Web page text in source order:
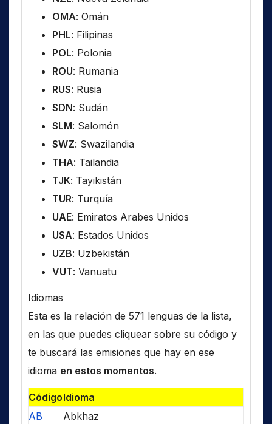
OMA: Omán
PHL: Filipinas
POL: Polonia
ROU: Rumania
RUS: Rusia
SDN: Sudán
SLM: Salomón
SWZ: Swazilandia
THA: Tailandia
TJK: Tayikistán
TUR: Turquía
UAE: Emiratos Arabes Unidos
USA: Estados Unidos
UZB: Uzbekistán
VUT: Vanuatu
Idiomas
Esta es la relación de 571 lenguas de la lista,
en las que puedes cliquear sobre su código y
te buscará las emisiones que hay en ese
idioma en estos momentos.
CódigoIdioma
AB
Abkhaz